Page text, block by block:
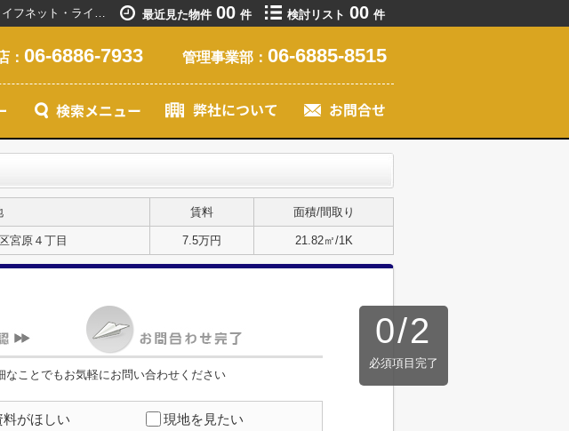
お問い合わせ｜新大阪駅で賃貸マンションを探すなら創業20年以上のセンチュリー21ライフネット・ライブグループ 最近見た物件 00 件 検討リスト 00 件
： 06-6886-7933 管理事業部： 06-6885-8515
賃料 面積/間取り
宮原４丁目 7.5万円 21.82㎡/1K
0/2
必須項目完了
ことでもお気軽にお問い合わせください
料がほしい
現地を見たい